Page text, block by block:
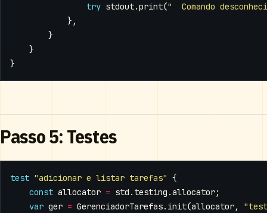
try stdout.print("  Comando
},
}
}
}
Passo 5: Testes
test "adicionar e listar tarefas" {
const allocator = std . testing .allocator;
var ger = GerenciadorTarefas. init(allocator,